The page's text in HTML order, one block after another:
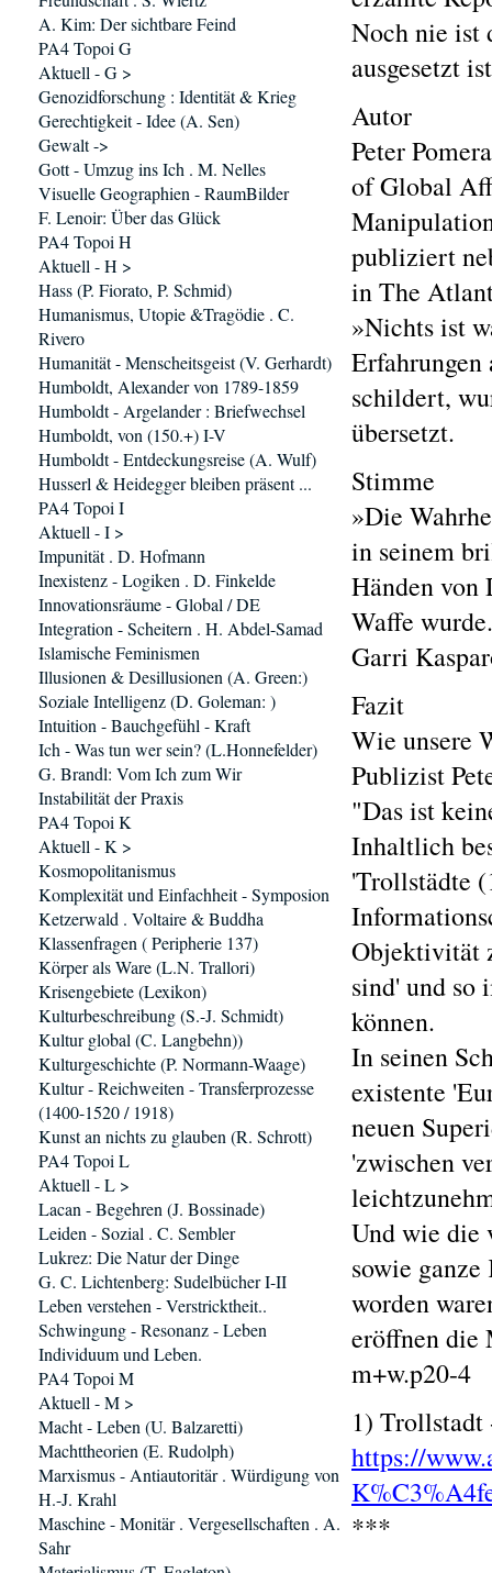
Noch nie ist
ausgesetzt
Autor
Peter
of Global
publiziert
in The
»Nichts ist
Erfahrungen
schildert,
übersetzt.
Stimme
»Die
in seinem
Händen von
Waffe
Garri
Fazit
Wie unsere
Publizist
"Das ist
Inhaltlich
'Trollstädte
Objektivität
sind' und so
können.
In seinen
existente
neuen
'zwischen
Und wie die
sowie
worden
eröffnen die
m+w.p20-4
1)
https://
***
A. Kim: Der sichtbare Feind
PA4 Topoi G
Aktuell - G >
Genozidforschung : Identität & Krieg
Gerechtigkeit - Idee (A. Sen)
Gewalt ->
Gott - Umzug ins Ich . M. Nelles
Visuelle Geographien - RaumBilder
F. Lenoir: Über das Glück
PA4 Topoi H
Aktuell - H >
Hass (P. Fiorato, P. Schmid)
Humanismus, Utopie &Tragödie . C.
Rivero
Humanität - Menscheitsgeist (V. Gerhardt)
Humboldt, Alexander von 1789-1859
Humboldt - Argelander : Briefwechsel
Humboldt, von (150.+) I-V
Humboldt - Entdeckungsreise (A. Wulf)
Husserl & Heidegger bleiben präsent ...
PA4 Topoi I
Aktuell - I >
Impunität . D. Hofmann
Inexistenz - Logiken . D. Finkelde
Innovationsräume - Global / DE
Integration - Scheitern . H. Abdel-Samad
Islamische Feminismen
Illusionen & Desillusionen (A. Green:)
Soziale Intelligenz (D. Goleman: )
Intuition - Bauchgefühl - Kraft
Ich - Was tun wer sein? (L.Honnefelder)
G. Brandl: Vom Ich zum Wir
Instabilität der Praxis
PA4 Topoi K
Aktuell - K >
Kosmopolitanismus
Komplexität und Einfachheit - Symposion
Ketzerwald . Voltaire & Buddha
Klassenfragen ( Peripherie 137)
Körper als Ware (L.N. Trallori)
Krisengebiete (Lexikon)
Kulturbeschreibung (S.-J. Schmidt)
Kultur global (C. Langbehn))
Kulturgeschichte (P. Normann-Waage)
Kultur - Reichweiten - Transferprozesse
(1400-1520 / 1918)
Kunst an nichts zu glauben (R. Schrott)
PA4 Topoi L
Aktuell - L >
Lacan - Begehren (J. Bossinade)
Leiden - Sozial . C. Sembler
Lukrez: Die Natur der Dinge
G. C. Lichtenberg: Sudelbücher I-II
Leben verstehen - Verstricktheit..
Schwingung - Resonanz - Leben
Individuum und Leben.
PA4 Topoi M
Aktuell - M >
Macht - Leben (U. Balzaretti)
Machttheorien (E. Rudolph)
Marxismus - Antiautoritär . Würdigung von
H.-J. Krahl
Maschine - Monitär . Vergesellschaften . A.
Sahr